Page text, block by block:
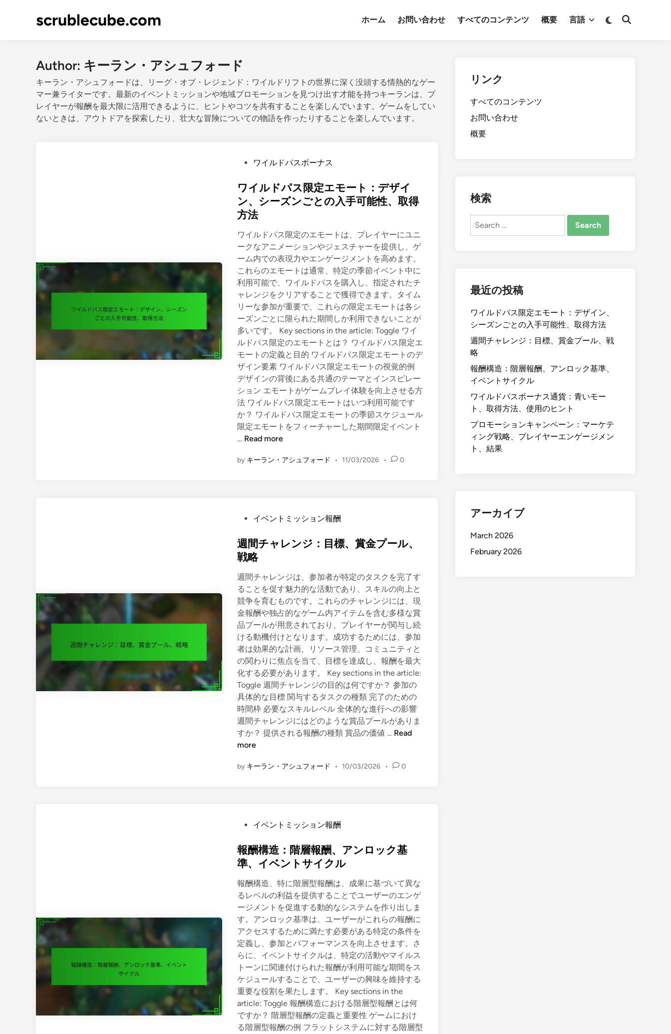
scrublecube.com ホーム お問い合わせ すべてのコンテンツ 概要 言語
Switch
Open
Author: キーラン・アシュフォード
キーラン・アシュフォードは、リーグ・オブ・レジェンド：ワイルドリフトの世界に深く没頭する情熱的なゲー
マー兼ライターです。最新のイベントミッションや地域プロモーションを見つけ出す才能を持つキーランは、プ
レイヤーが報酬を最大限に活用できるように、ヒントやコツを共有することを楽しんでいます。ゲームをしてい
ないときは、アウトドアを探索したり、壮大な冒険についての物語を作ったりすることを楽しんでいます。
s
t
e
d
i
n
ワイルドパスボーナス
ワイルドパス限定エモート：デザイ
ン、シーズンごとの入手可能性、取得
方法
ワイルドパス限定のエモートは、プレイヤーにユニ
ークなアニメーションやジェスチャーを提供し、ゲ
ーム内での表現力やエンゲージメントを高めます。
これらのエモートは通常、特定の季節イベント中に
利用可能で、ワイルドパスを購入し、指定されたチ
ャレンジをクリアすることで獲得できます。タイム
リーな参加が重要で、これらの限定エモートは各シ
ーズンごとに限られた期間しか利用できないことが
多いです。 Key sections in the article: Toggle ワイ
ルドパス限定のエモートとは？ ワイルドパス限定エ
モートの定義と目的 ワイルドパス限定エモートのデ
ザイン要素 ワイルドパス限定エモートの視覚的例
デザインの背後にある共通のテーマとインスピレー
ション エモートがゲームプレイ体験を向上させる方
法 ワイルドパス限定エモートはいつ利用可能です
か？ ワイルドパス限定エモートの季節スケジュール
限定エモートをフィーチャーした期間限定イベント
… ワ
ル
定
モ
ー
：
デ
ザ
イ
ン
、
シ
ー
ズ
ン
ご
と
の
入
手
可
得
法
Read more
by キーラン・アシュフォード • 11/03/2026 • 0
s
t
d
i
n
イベントミッション報酬
週間チャレンジ：目標、賞金プール、
戦略
週間チャレンジは、参加者が特定のタスクを完了す
ることを促す魅力的な活動であり、スキルの向上と
競争を育むものです。これらのチャレンジには、現
金報酬や独占的なゲーム内アイテムを含む多様な賞
品プールが用意されており、プレイヤーが関与し続
ける動機付けとなります。成功するためには、参加
者は効果的な計画、リソース管理、コミュニティと
の関わりに焦点を当て、目標を達成し、報酬を最大
化する必要があります。 Key sections in the article:
Toggle 週間チャレンジの目的は何ですか？ 参加の
具体的な目標 関与するタスクの種類 完了のための
時間枠 必要なスキルレベル 全体的な進行への影響
週間チャレンジにはどのような賞品プールがありま
すか？ 提供される報酬の種類 賞品の価値 … 週
ャ
、
プ
ー
ル
、
戦
略
Read
more
by キーラン・アシュフォード • 10/03/2026 • 0
s
t
d
i
n
イベントミッション報酬
報酬構造：階層報酬、アンロック基
準、イベントサイクル
報酬構造、特に階層型報酬は、成果に基づいて異な
るレベルの利益を提供することでユーザーのエンゲ
ージメントを促進する動的なシステムを作り出しま
す。アンロック基準は、ユーザーがこれらの報酬に
アクセスするために満たす必要がある特定の条件を
定義し、参加とパフォーマンスを向上させます。さ
らに、イベントサイクルは、特定の活動やマイルス
トーンに関連付けられた報酬が利用可能な期間をス
ケジュールすることで、ユーザーの興味を維持する
重要な役割を果たします。 Key sections in the
article: Toggle 報酬構造における階層型報酬とは何
ですか？ 階層型報酬の定義と重要性 ゲームにおけ
る階層型報酬の例 フラットシステムに対する階層型
リンク
すべてのコンテンツ
お問い合わせ
概要
検索
Search
最近の投稿
ワイルドパス限定エモート：デザイン、
シーズンごとの入手可能性、取得方法
週間チャレンジ：目標、賞金プール、戦
略
報酬構造：階層報酬、アンロック基準、
イベントサイクル
ワイルドパスボーナス通貨：青いモー
ト、取得方法、使用のヒント
プロモーションキャンペーン：マーケテ
ィング戦略、プレイヤーエンゲージメン
ト、結果
アーカイブ
March 2026
February 2026